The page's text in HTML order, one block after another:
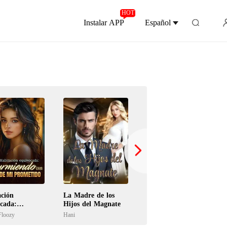
Instalar APP
HOT
Español
con el
La Madre de los
Hijos del Magnate
Hani